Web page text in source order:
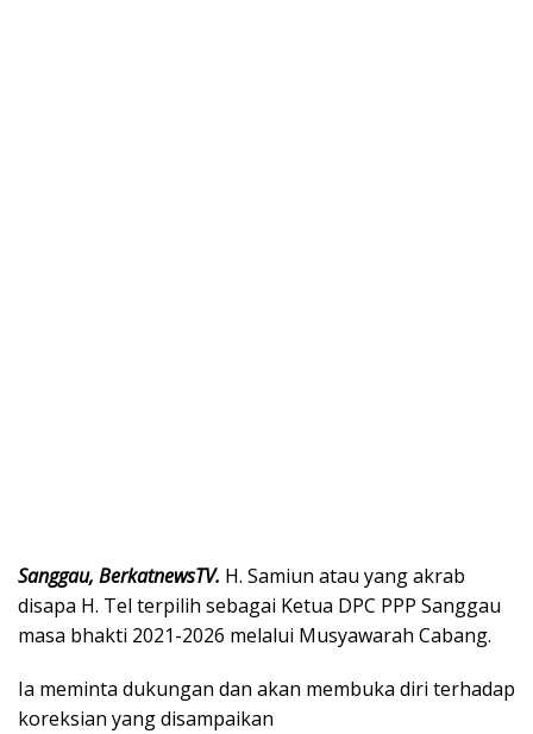
Sanggau, BerkatnewsTV. H. Samiun atau yang akrab
disapa H. Tel terpilih sebagai Ketua DPC PPP Sanggau
masa bhakti 2021-2026 melalui Musyawarah Cabang.
Ia meminta dukungan dan akan membuka diri terhadap
koreksian yang disampaikan